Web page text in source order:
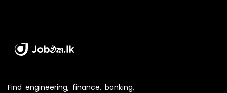
Find engineering, finance, banking,